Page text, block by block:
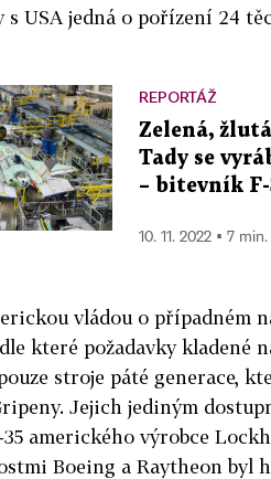
USA jedná o pořízení 24
REPORTÁŽ
Zelená,
Tady se
– bitevník F-
10. 11. 2022 ▪ 7
vládou o případném
které požadavky kladené
stroje páté generace,
Jejich jediným
35 amerického výrobce
Boeing a Raytheon byl